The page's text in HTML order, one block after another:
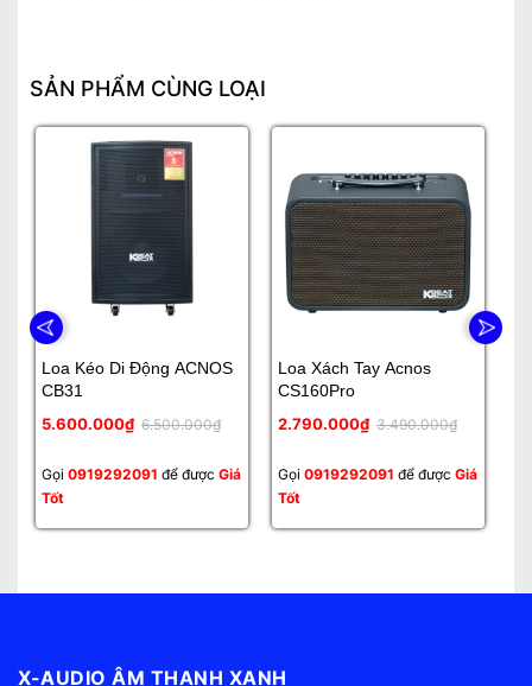
SẢN PHẨM CÙNG LOẠI
Loa Kéo Di Động ACNOS
CB31
5.600.000₫ 6.500.000₫
Gọi 0919292091 để được Giá
Tốt
Loa Xách Tay Acnos
CS160Pro
2.790.000₫ 3.490.000₫
Gọi 0919292091 để được Giá
Tốt
X-AUDIO ÂM THANH XANH